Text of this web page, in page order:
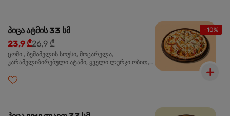
-10%
პიცა ატმის 33 სმ
23,9 ₾26,9 ₾
ცომი , ბეშამელის სოუსი, მოცარელა,
კარამელიზირებული ატამი, ყველი ლურჯი ობით,